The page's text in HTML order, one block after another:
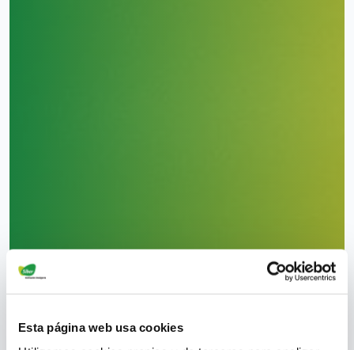
Esta página web usa cookies